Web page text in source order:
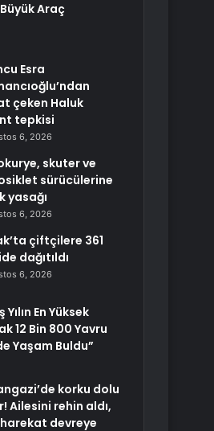
Araç
Esra
çeken Haluk
tepkisi
6, 2026
skuter ve
sürücülerine
yasağı
6, 2026
çiftçilere 361
dağıtıldı
6, 2026
En Yüksek
12 Bin 800 Yavru
Yaşam Buldu”
korku dolu
Ailesini rehin aldı,
devreye